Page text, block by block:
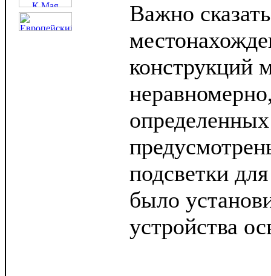
Важно
конструкций
подсветки
было
устройства